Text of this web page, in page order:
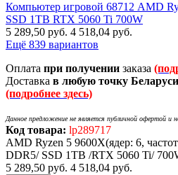
Компьютер игровой 68712 AMD
SSD 1TB RTX 5060 Ti 700W
5 289,50 руб. 4 518,04 руб.
Ещё 839 вариантов
Оплата при получении заказа
Доставка в любую точку Беларуси
(подробнее здесь)
Данное предложение не является публичной офертой и
Код товара: lp289717
AMD Ryzen 5 9600X(ядер: 6,
DDR5/ SSD 1TB /RTX 5060 Ti/
5 289,50 руб. 4 518,04 руб.